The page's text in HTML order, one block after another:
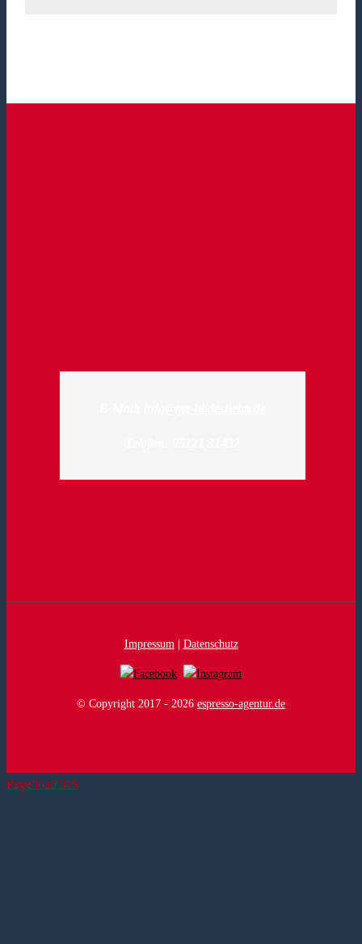
Impressum| Datenschutz
© Copyright 2017 - 2026 espresso-agentur.de
Page load link